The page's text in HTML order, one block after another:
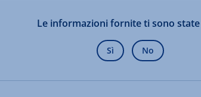
Le informazioni fornite ti sono
Sì No